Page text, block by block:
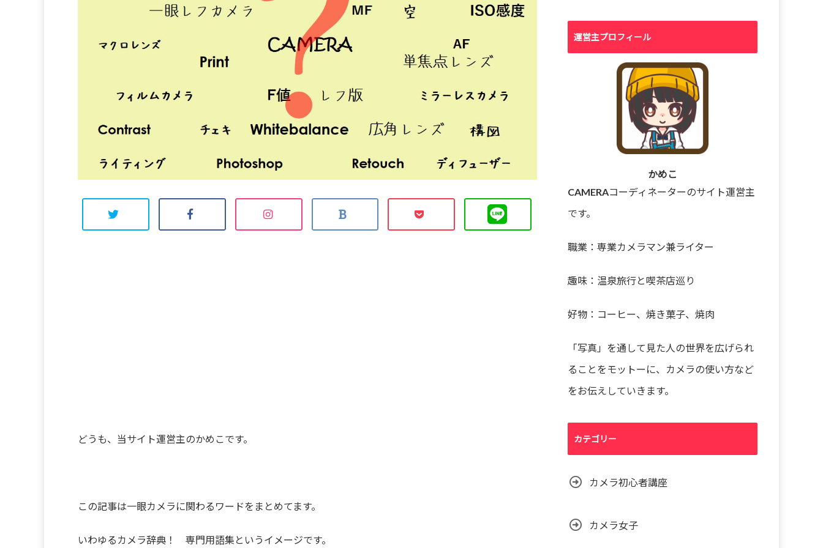
どうも、当サイト運営主のかめこです。
この記事は一眼カメラに関わるワードをまとめてます。
いわゆるカメラ辞典！ 専門用語集というイメージです。
運営主プロフィール
かめこ
CAMERAコーディネーターのサイト運営主
です。
職業：専業カメラマン兼ライター
趣味：温泉旅行と喫茶店巡り
好物：コーヒー、焼き菓子、焼肉
「写真」を通して見た人の世界を広げられ
ることをモットーに、カメラの使い方など
をお伝えしていきます。
カテゴリー
カメラ初心者講座
カメラ女子